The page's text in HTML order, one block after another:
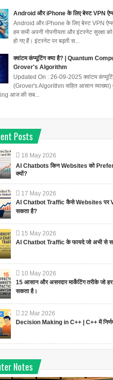
Android और iPhone के लिए बेस्ट VPN
Android और iPhone के लिए बेस्ट VPN
हम सभी अपनी गोपनीयता और इंटरनेट सुरक्षा
हो गए हैं। इंटरनेट पर बढ़ती स...
क्वांटम कंप्यूटिंग क्या है? | Quantum
Grover's Algorithm
Updated On : 26-09-2025 क्वांटम
(Grover's Algorithm सहित आसान
आज की सब...
Posts
18 May 2026
AI Chatbots किन Websites को
क्यों?
17 May 2026
AI Chatbot Traffic कैसे Websites पर
सकता है?
15 May 2026
AI Chatbot Traffic के फायदे जो अभी से
10 May 2026
15 आसान और असरदार मार्केटिंग तरीके जो
सकता है।
22 Mar 2026
Decision Making in C++ | C++ में
Notes